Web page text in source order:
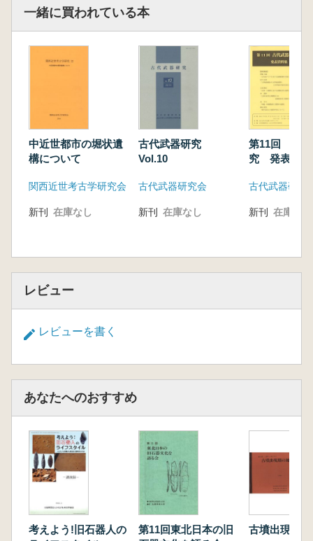
一緒に買われている本
中近世都市の堀状遺
構について
関西近世考古学研究会
新刊 在庫なし
古代武器研究
Vol.10
古代武器研究会
新刊 在庫なし
第11回 古代
究 発表資料
新刊 在庫なし
レビュー
レビューを書く
あなたへのおすすめ
考えよう!旧石器人の
第11回東北日本の旧
古墳出現期